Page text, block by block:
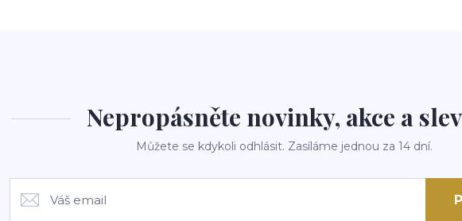
Nepropásněte novinky, akce a
Můžete se kdykoli odhlásit. Zasíláme jednou za 14 dní.